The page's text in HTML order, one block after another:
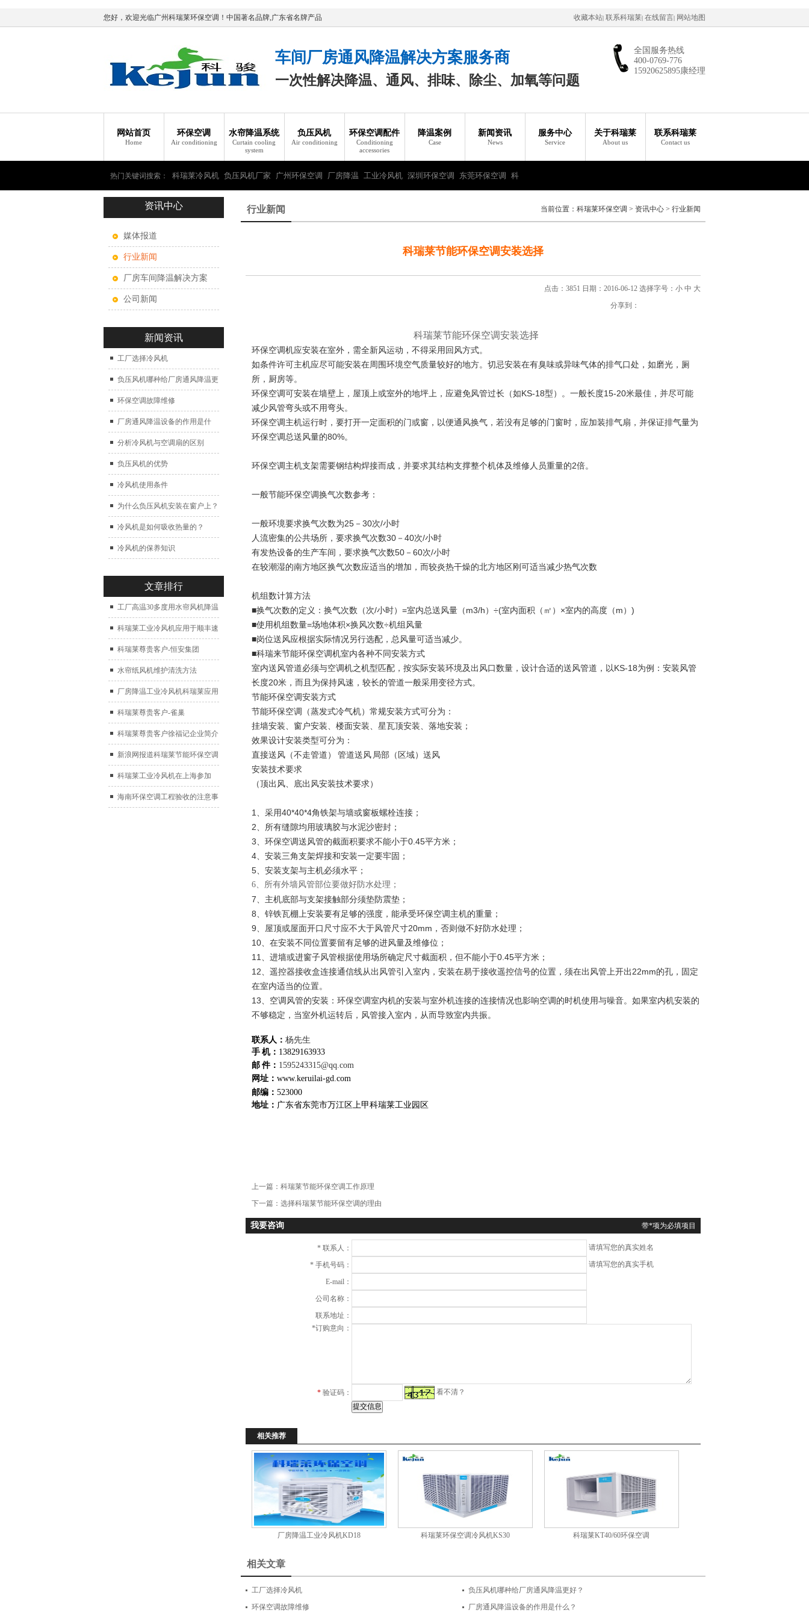
您好，欢迎光临广州科瑞莱环保空调！中国著名品牌,广东省名牌产品 收藏本站| 联系科瑞莱| 在线留言| 网站地图
车间厂房通风降温解决方案服务商
一次性解决降温、通风、排味、除尘、加氧等问题
全国服务热线
400-0769-776
15920625895康经理
网站首页
Home
环保空调
Air conditioning
水帘降温系统
Curtain cooling
system
负压风机
Air conditioning
环保空调配件
Conditioning
accessories
降温案例
Case
新闻资讯
News
服务中心
Service
关于科瑞莱
About us
联系科瑞莱
Contact us
热门关键词搜索： 科瑞莱冷风机 负压风机厂家 广州环保空调 厂房降温 工业冷风机 深圳环保空调 东莞环保空调 科
瑞莱环保空调资讯中心
媒体报道
行业新闻
厂房车间降温解决方案
公司新闻
新闻资讯
工厂选择冷风机
负压风机哪种给厂房通风降温更
好？
环保空调故障维修
厂房通风降温设备的作用是什
么？
分析冷风机与空调扇的区别
负压风机的优势
冷风机使用条件
为什么负压风机安装在窗户上？
冷风机是如何吸收热量的？
冷风机的保养知识
文章排行
工厂高温30多度用水帘风机降温
科瑞莱工业冷风机应用于顺丰速
运仓库通风降温
科瑞莱尊贵客户-恒安集团
水帘纸风机维护清洗方法
厂房降温工业冷风机科瑞莱应用
于广州制鞋厂
科瑞莱尊贵客户-雀巢
科瑞莱尊贵客户徐福记企业简介
新浪网报道科瑞莱节能环保空调
扇
科瑞莱工业冷风机在上海参加
2017中国制冷展
海南环保空调工程验收的注意事
行业新闻 当前位置： 科瑞莱环保空调 > 资讯中心 > 行业新闻
科瑞莱节能环保空调安装选择
点击：3851 日期：2016-06-12 选择字号： 小 中 大
分享到：
科瑞莱节能环保空调安装选择
环保空调机应安装在室外，需全新风运动，不得采用回风方式。
如条件许可主机应尽可能安装在周围环境空气质量较好的地方。切忌安装在有臭味或异味气体的排气口处，如磨光，厕
所，厨房等。
环保空调可安装在墙壁上，屋顶上或室外的地坪上，应避免风管过长（如KS-18型）。一般长度15-20米最佳，并尽可能
减少风管弯头或不用弯头。
环保空调主机运行时，要打开一定面积的门或窗，以便通风换气，若没有足够的门窗时，应加装排气扇，并保证排气量为
环保空调总送风量的80%。
环保空调主机支架需要钢结构焊接而成，并要求其结构支撑整个机体及维修人员重量的2倍。
一般节能环保空调换气次数参考：
一般环境要求换气次数为25－30次/小时
人流密集的公共场所，要求换气次数30－40次/小时
有发热设备的生产车间，要求换气次数50－60次/小时
在较潮湿的南方地区换气次数应适当的增加，而较炎热干燥的北方地区刚可适当减少热气次数
机组数计算方法
■换气次数的定义：换气次数（次/小时）=室内总送风量（m3/h）÷(室内面积（㎡）×室内的高度（m）)
■使用机组数量=场地体积×换风次数÷机组风量
■岗位送风应根据实际情况另行选配，总风量可适当减少。
■科瑞来节能环保空调机室内各种不同安装方式
室内送风管道必须与空调机之机型匹配，按实际安装环境及出风口数量，设计合适的送风管道，以KS-18为例：安装风管
长度20米，而且为保持风速，较长的管道一般采用变径方式。
节能环保空调安装方式
节能环保空调（蒸发式冷气机）常规安装方式可分为：
挂墙安装、窗户安装、楼面安装、星瓦顶安装、落地安装；
效果设计安装类型可分为：
直接送风（不走管道） 管道送风 局部（区域）送风
安装技术要求
（顶出风、底出风安装技术要求）
1、采用40*40*4角铁架与墙或窗板螺栓连接；
2、所有缝隙均用玻璃胶与水泥沙密封；
3、环保空调送风管的截面积要求不能小于0.45平方米；
4、安装三角支架焊接和安装一定要牢固；
5、安装支架与主机必须水平；
6、所有外墙风管部位要做好防水处理；
7、主机底部与支架接触部分须垫防震垫；
8、锌铁瓦棚上安装要有足够的强度，能承受环保空调主机的重量；
9、屋顶或屋面开口尺寸应不大于风管尺寸20mm，否则做不好防水处理；
10、在安装不同位置要留有足够的进风量及维修位；
11、进墙或进窗子风管根据使用场所确定尺寸截面积，但不能小于0.45平方米；
12、遥控器接收盒连接通信线从出风管引入室内，安装在易于接收遥控信号的位置，须在出风管上开出22mm的孔，固定
在室内适当的位置。
13、空调风管的安装：环保空调室内机的安装与室外机连接的连接情况也影响空调的时机使用与噪音。如果室内机安装的
不够稳定，当室外机运转后，风管接入室内，从而导致室内共振。
联系人： 杨先生
手 机： 13829163933
邮 件： 1595243315@qq.com
网址： www.keruilai-gd.com
邮编： 523000
地址： 广东省东莞市万江区上甲科瑞莱工业园区
上一篇： 科瑞莱节能环保空调工作原理
下一篇： 选择科瑞莱节能环保空调的理由
带*项为必填项目
我要咨询
* 联系人： 请填写您的真实姓名
* 手机号码： 请填写您的真实手机
E-mail：
公司名称：
联系地址：
*订购意向：
* 验证码： 看不清？
相关推荐
厂房降温工业冷风机KD18 科瑞莱环保空调冷风机KS30 科瑞莱KT40/60环保空调
相关文章
工厂选择冷风机
负压风机哪种给厂房通风降温更好？
环保空调故障维修
厂房通风降温设备的作用是什么？